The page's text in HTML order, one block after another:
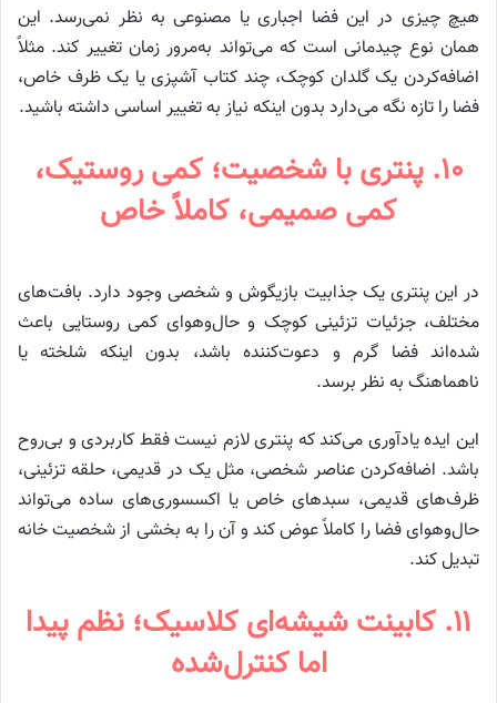
هیچ چیزی در این فضا اجباری یا مصنوعی به نظر نمی‌رسد. این
همان نوع چیدمانی است که می‌تواند به‌مرور زمان تغییر کند. مثلاً
اضافه‌کردن یک گلدان کوچک، چند کتاب آشپزی یا یک ظرف خاص،
فضا را تازه نگه می‌دارد بدون اینکه نیاز به تغییر اساسی داشته باشید.
۱۰. پنتری با شخصیت؛ کمی روستیک،
کمی صمیمی، کاملاً خاص
در این پنتری یک جذابیت بازیگوش و شخصی وجود دارد. بافت‌های
مختلف، جزئیات تزئینی کوچک و حال‌وهوای کمی روستایی باعث
شده‌اند فضا گرم و دعوت‌کننده باشد، بدون اینکه شلخته یا
ناهماهنگ به نظر برسد.
این ایده یادآوری می‌کند که پنتری لازم نیست فقط کاربردی و بی‌روح
باشد. اضافه‌کردن عناصر شخصی، مثل یک در قدیمی، حلقه تزئینی،
ظرف‌های قدیمی، سبدهای خاص یا اکسسوری‌های ساده می‌تواند
حال‌وهوای فضا را کاملاً عوض کند و آن را به بخشی از شخصیت خانه
تبدیل کند.
۱۱. کابینت شیشه‌ای کلاسیک؛ نظم پیدا
اما کنترل‌شده